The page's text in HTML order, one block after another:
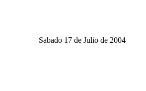
Sabado 17 de Julio de 2004